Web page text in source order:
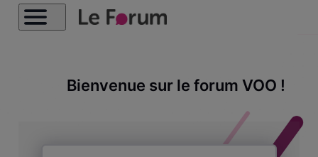
Bienvenue sur le forum VOO !